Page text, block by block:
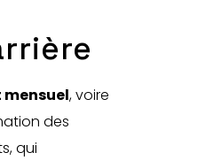
mensuel, voire
des
qui